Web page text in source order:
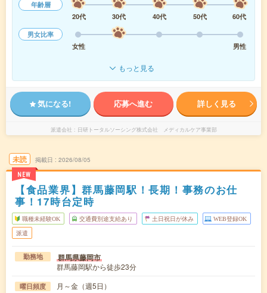
年齢層
20代
30代 40代 50代
60代
男女比率
女性
男性
もっと見る
気になる! 応募へ進む 詳しく見る
派遣会社 日研トータルソーシング株式会社 メディカルケア事業部
未読
NEW
掲載日 2026/08/05
【食品業界】群馬藤岡駅！長期！事務のお仕
事！17時台定時
職種未経験OK 交通費別途支給あり 土日祝日が休み WEB登録OK
派遣
勤務地 群馬県藤岡市
群馬藤岡駅から徒歩23分
曜日頻度 月～金（週5日）